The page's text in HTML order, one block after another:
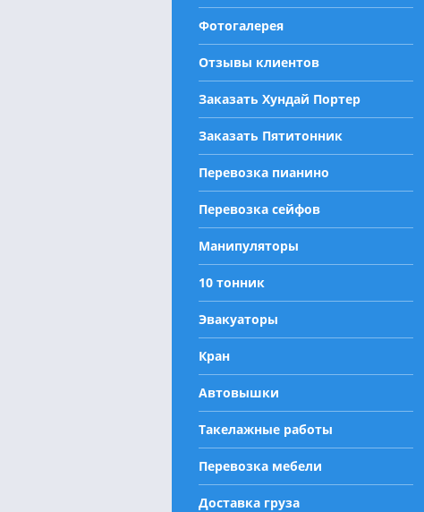
Фотогалерея
Отзывы клиентов
Заказать Хундай Портер
Заказать Пятитонник
Перевозка пианино
Перевозка сейфов
Манипуляторы
10 тонник
Эвакуаторы
Кран
Автовышки
Такелажные работы
Перевозка мебели
Доставка груза